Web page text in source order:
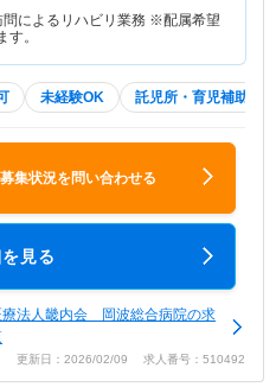
問によるリハビリ業務 ※配属希望
す。
未経験OK 託児所・育児補助
集状況を問い合わせる
見る
療法人畿内会 岡波総合病院の求
更新日：2026/02/09 求人番号：510492